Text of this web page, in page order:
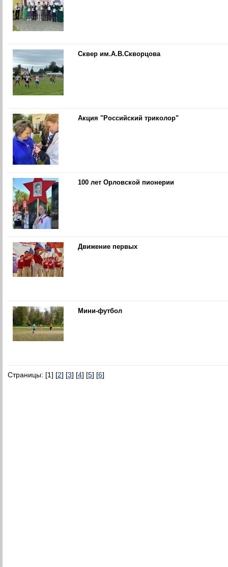
Сквер им.А.В.Скворцова
Акция "Российский триколор"
100 лет Орловской пионерии
Движение первых
Мини-футбол
Страницы: [1] [2] [3] [4] [5] [6]